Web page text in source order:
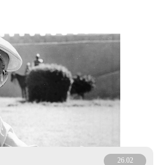
26.02